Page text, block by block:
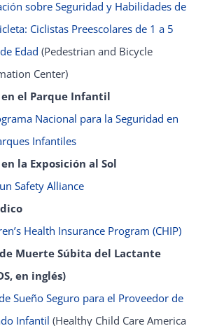
sobre Seguridad y Habilidades de
Ciclistas Preescolares de 1 a 5
Edad (Pedestrian and Bicycle
Center)
el Parque Infantil
Nacional para la Seguridad en
Infantiles
la Exposición al Sol
Safety Alliance
Health Insurance Program (CHIP)
Muerte Súbita del Lactante
en inglés)
Sueño Seguro para el Proveedor de
Infantil (Healthy Child Care America